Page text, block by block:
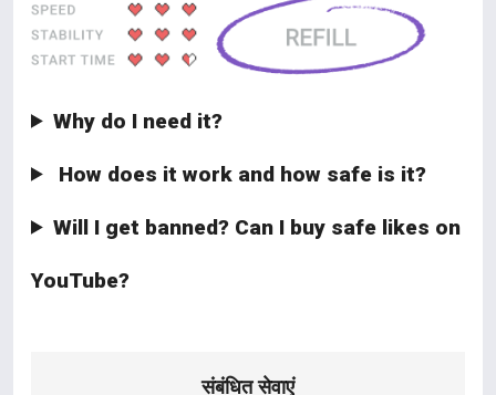
Why do I need it?
How does it work and how safe is it?
Will I get banned? Can I buy safe likes on
YouTube?
संबंधित सेवाएं